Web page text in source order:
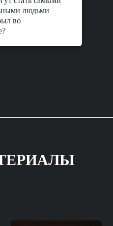
людьми
во